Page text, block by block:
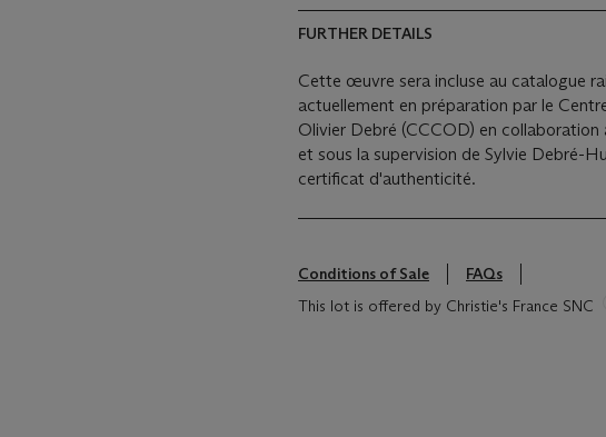
FURTHER DETAILS
Cette œuvre sera incluse au catalogue
actuellement en préparation par le
Olivier Debré (CCCOD) en
et sous la supervision de Sylvie Debré-
certificat d'authenticité.
Conditions of Sale
FAQs
This lot is offered by Christie's France SNC